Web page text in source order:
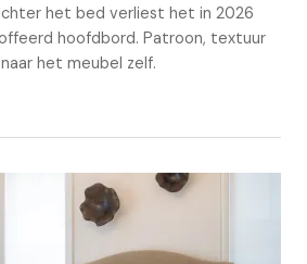
het bed verliest het in 2026
hoofdbord. Patroon, textuur
het meubel zelf.